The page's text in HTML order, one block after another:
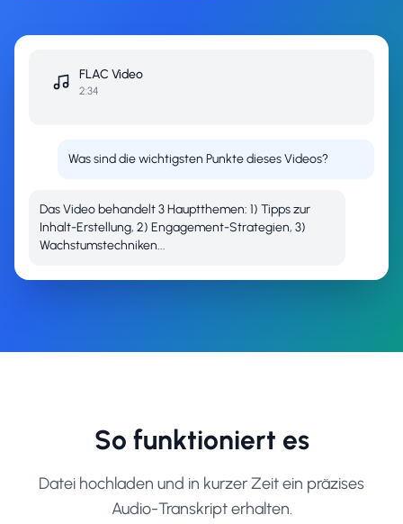
FLAC Video
2:34
Was sind die wichtigsten Punkte dieses Videos?
Das Video behandelt 3 Hauptthemen: 1) Tipps zur
Inhalt-Erstellung, 2) Engagement-Strategien, 3)
Wachstumstechniken...
So funktioniert es
Datei hochladen und in kurzer Zeit ein präzises
Audio-Transkript erhalten.